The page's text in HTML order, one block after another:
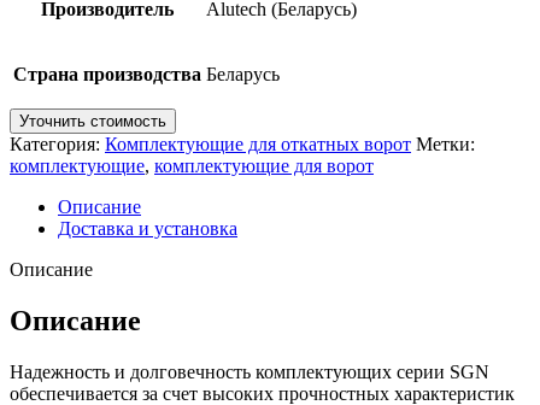
Производитель Alutech (Беларусь)
Страна производства Беларусь
Уточнить стоимость
Категория: Комплектующие для откатных ворот Метки:
комплектующие, комплектующие для ворот
Описание
Доставка и установка
Описание
Описание
Надежность и долговечность комплектующих серии SGN
обеспечивается за счет высоких прочностных характеристик